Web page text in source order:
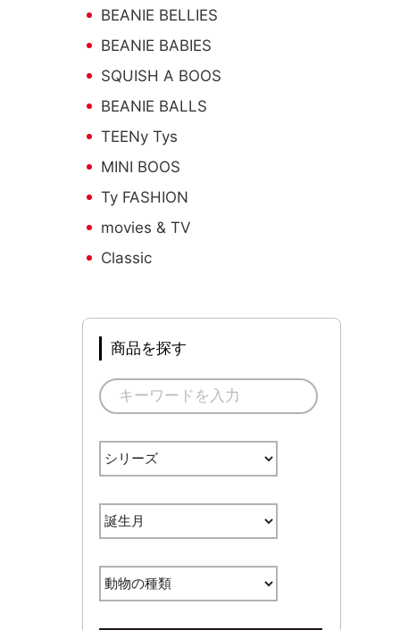
BEANIE BELLIES
BEANIE BABIES
SQUISH A BOOS
BEANIE BALLS
TEENy Tys
MINI BOOS
Ty FASHION
movies & TV
Classic
商品を探す